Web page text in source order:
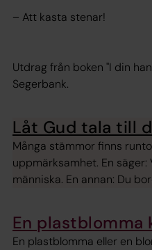
– Att kasta stenar!
Utdrag från boken "I din
Segerbank.
Låt Gud tala till
Många stämmor finns
uppmärksamhet. En
människa. En annan: Du
En plastblomma
En plastblomma eller en